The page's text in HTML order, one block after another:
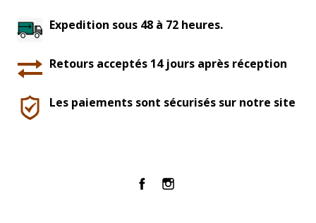
Expedition sous 48 à 72 heures.
Retours acceptés 14 jours après réception
Les paiements sont sécurisés sur notre site
FacebookInstagram